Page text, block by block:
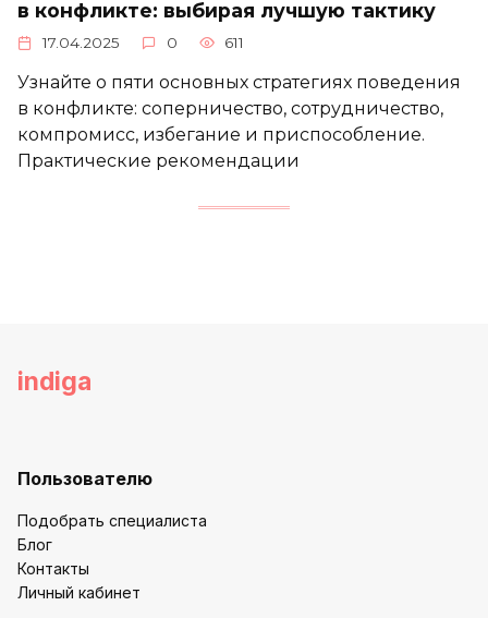
в конфликте: выбирая лучшую тактику
17.04.2025 0 611
Узнайте о пяти основных стратегиях поведения
в конфликте: соперничество, сотрудничество,
компромисс, избегание и приспособление.
Практические рекомендации
indiga
Пользователю
Подобрать специалиста
Блог
Контакты
Личный кабинет